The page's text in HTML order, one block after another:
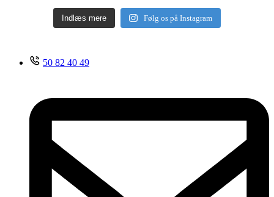
Indlæs mere Følg os på Instagram
50 82 40 49